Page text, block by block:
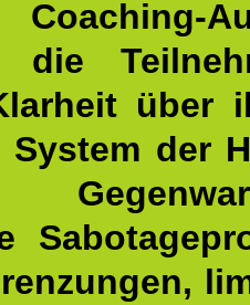
die
über
System der